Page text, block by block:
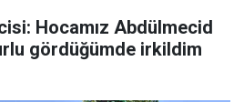
Hocamız Abdülmecid
gördüğümde irkildim